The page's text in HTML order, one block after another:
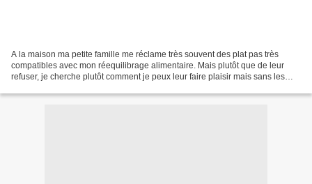
A la maison ma petite famille me réclame très souvent des plat pas très
compatibles avec mon réequilibrage alimentaire. Mais plutôt que de leur
refuser, je cherche plutôt comment je peux leur faire plaisir mais sans les